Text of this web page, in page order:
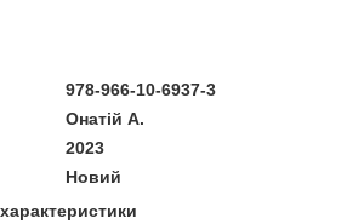
978-966-10-6937-3
Онатій А.
2023
Новий